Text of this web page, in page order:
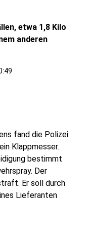
etwa 1,8 Kilo
anderen
fand die Polizei
Klappmesser.
bestimmt
Der
Er soll durch
Lieferanten